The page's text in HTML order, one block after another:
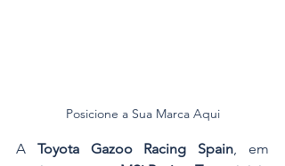
Posicione a Sua Marca Aqui
A Toyota Gazoo Racing Spain , em